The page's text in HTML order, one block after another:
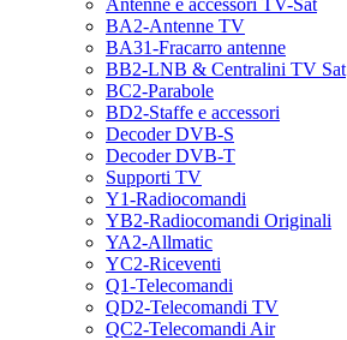
Antenne e accessori TV-Sat
BA2-Antenne TV
BA31-Fracarro antenne
BB2-LNB & Centralini TV Sat
BC2-Parabole
BD2-Staffe e accessori
Decoder DVB-S
Decoder DVB-T
Supporti TV
Y1-Radiocomandi
YB2-Radiocomandi Originali
YA2-Allmatic
YC2-Riceventi
Q1-Telecomandi
QD2-Telecomandi TV
QC2-Telecomandi Air